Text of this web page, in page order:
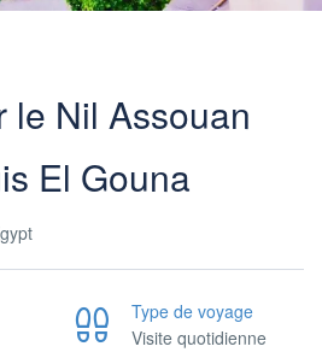
le Nil Assouan
El Gouna
Type de voyage
Visite quotidienne